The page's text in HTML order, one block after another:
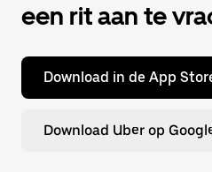
een rit aan te
Download in de App
Download Uber op